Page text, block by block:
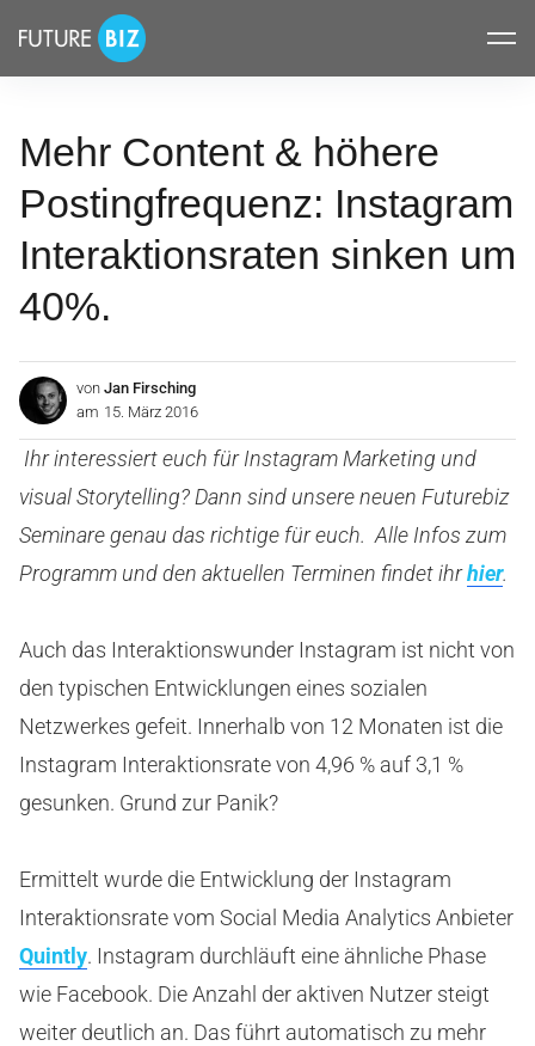
überspringen
FUTUREBIZ
Mehr Content & höhere
Postingfrequenz: Instagram
Interaktionsraten sinken um
40%.
von Jan Firsching
am 15. März 2016
Ihr interessiert euch für Instagram Marketing und
visual Storytelling? Dann sind unsere neuen Futurebiz
Seminare genau das richtige für euch. Alle Infos zum
Programm und den aktuellen Terminen findet ihrhier.
Auch das Interaktionswunder Instagram ist nicht von
den typischen Entwicklungen eines sozialen
Netzwerkes gefeit. Innerhalb von 12 Monaten ist die
Instagram Interaktionsrate von 4,96 % auf 3,1 %
gesunken. Grund zur Panik?
Ermittelt wurde die Entwicklung der Instagram
Interaktionsrate vom Social Media Analytics Anbieter
Quintly. Instagram durchläuft eine ähnliche Phase
wie Facebook. Die Anzahl der aktiven Nutzer steigt
weiter deutlich an. Das führt automatisch zu mehr